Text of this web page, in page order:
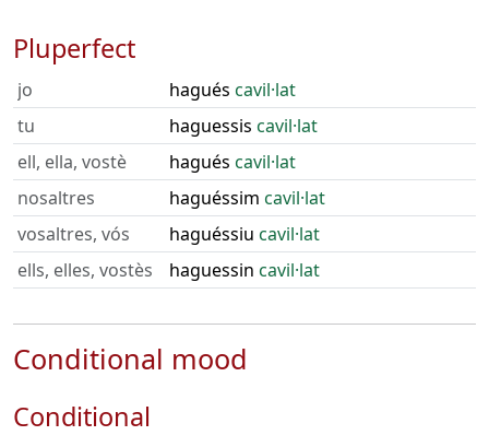
Pluperfect
jo hagués cavil·lat
tu
haguessis cavil·lat
ell, ella, vostè
hagués cavil·lat
nosaltres
haguéssim cavil·lat
vosaltres, vós
haguéssiu cavil·lat
ells, elles, vostès
haguessin cavil·lat
Conditional mood
Conditional